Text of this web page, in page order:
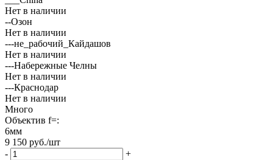
Нет в наличии
--Озон
Нет в наличии
---не_рабочий_Кайдашов
Нет в наличии
---Набережные Челны
Нет в наличии
---Краснодар
Нет в наличии
Много
Объектив f=:
6мм
9 150 руб./шт
-
+